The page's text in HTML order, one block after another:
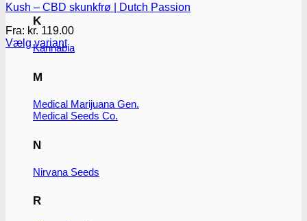
K
Kannabia
M
Medical Marijuana Gen.
Medical Seeds Co.
N
Nirvana Seeds
R
Kush – CBD skunkfrø | Dutch Passion
Fra: kr. 119.00
Vælg variant
varianter.
Mulighederne
vælges
varesiden